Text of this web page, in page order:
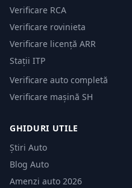
Verificare RCA
Verificare rovinieta
Verificare licență ARR
Stații ITP
Verificare auto completă
Verificare mașină SH
GHIDURI UTILE
Știri Auto
Blog Auto
Amenzi auto 2026